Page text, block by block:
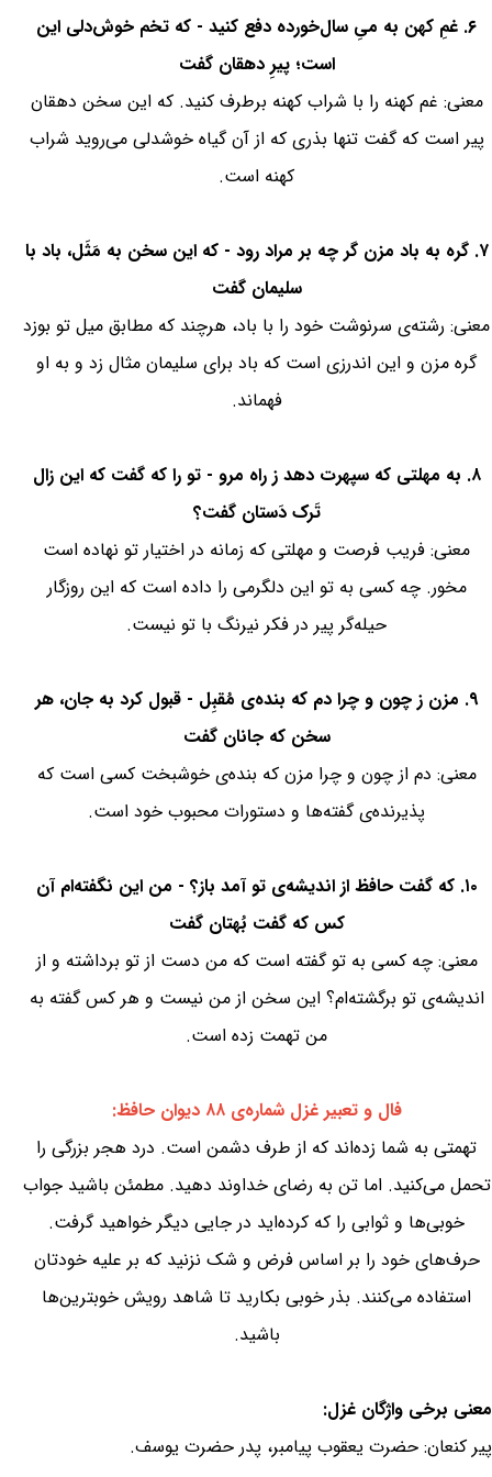
۶. غمِ کهن به میِ سال‌خورده دفع کنید - که تخم خوش‌دلی این
است؛ پیرِ دهقان گفت
معنی: غم کهنه را با شراب کهنه برطرف کنید. که این سخن دهقان
پیر است که گفت تنها بذری که از آن گیاه خوشدلی می‌روید شراب
کهنه است.
۷. گره به باد مزن گر چه بر مراد رود - که این سخن به مَثَل، باد با
سلیمان گفت
معنی: رشته‌ی سرنوشت خود را با باد، هرچند که مطابق میل تو بوزد
گره مزن و این اندرزی است که باد برای سلیمان مثال زد و به او
فهماند.
۸. به مهلتی که سپهرت دهد ز راه مرو - تو را که گفت که این زال
تَرک دَستان گفت؟
معنی: فریب فرصت و مهلتی که زمانه در اختیار تو نهاده است
مخور. چه کسی به تو این دلگرمی را داده است که این روزگار
حیله‌گر پیر در فکر نیرنگ با تو نیست.
۹. مزن ز چون و چرا دم که بنده‌ی مُقبِل - قبول کرد به جان، هر
سخن که جانان گفت
معنی: دم از چون و چرا مزن که بنده‌ی خوشبخت کسی است که
پذیرنده‌ی گفته‌ها و دستورات محبوب خود است.
۱۰. که گفت حافظ از اندیشه‌ی تو آمد باز؟ - من این نگفته‌ام آن
کس که گفت بُهتان گفت
معنی: چه کسی به تو گفته است که من دست از تو برداشته و از
اندیشه‌ی تو برگشته‌ام؟ این سخن از من نیست و هر کس گفته به
من تهمت زده است.
فال و تعبیر غزل شماره‌ی ۸۸ دیوان حافظ:
تهمتی به شما زده‌اند که از طرف دشمن است. درد هجر بزرگی را
تحمل می‌کنید. اما تن به رضای خداوند دهید. مطمئن باشید جواب
خوبی‌ها و ثوابی را که کرده‌اید در جایی دیگر خواهید گرفت.
حرف‌های خود را بر اساس فرض و شک نزنید که بر علیه خودتان
استفاده می‌کنند. بذر خوبی بکارید تا شاهد رویش خوبترین‌ها
باشید.
معنی برخی واژگان غزل:
پیر کنعان: حضرت یعقوب پیامبر، پدر حضرت یوسف.